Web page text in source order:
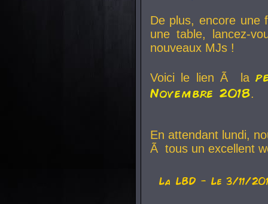
De plus, encore une
une table, lancez-
nouveaux MJs !
Voici le lien Ã la
Novembre 2018.
En attendant lundi,
Ã tous un excellent
La LBD - Le 3/11/